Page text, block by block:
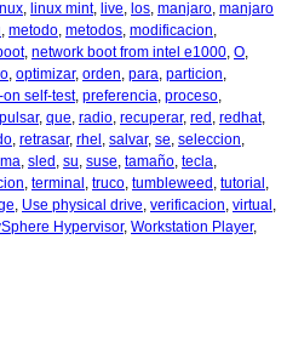
, linux mint, live, los, manjaro, manjaro
, metodo, metodos, modificacion,
, network boot from intel e1000, O,
, optimizar, orden, para, particion,
self-test, preferencia, proceso,
pulsar, que, radio, recuperar, red , redhat,
, retrasar, rhel , salvar, se, seleccion,
, sled , su, suse, tamaño, tecla,
, terminal , truco, tumbleweed , tutorial ,
, Use physical drive, verificacion, virtual ,
Hypervisor, Workstation Player,